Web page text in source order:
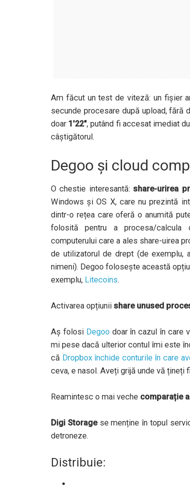
Am făcut un test de viteză: un fișier
secunde procesare după upload,
doar 1'22", putând fi accesat imediat
câștigătorul.
Degoo și cloud
O chestie interesantă:share-urirea
Windows și OS X, care nu prezintă
dintr-o rețea care oferă o anumită
folosită pentru a procesa/calcula
computerului care a ales share-uirea
de utilizatorul de drept (de exemplu,
nimeni). Degoo folosește această
exemplu, Litecoins.
Activarea opțiunii share unused
Aș folosi Degoodoar în cazul în care
mi pese dacă ulterior contul îmi este
că Dropbox închide conturile în care
ceva, e nasol. Aveți grijă unde vă
Reamintesc o mai veche comparație
Digi Storagese menține în topul
detroneze.
Distribuie: